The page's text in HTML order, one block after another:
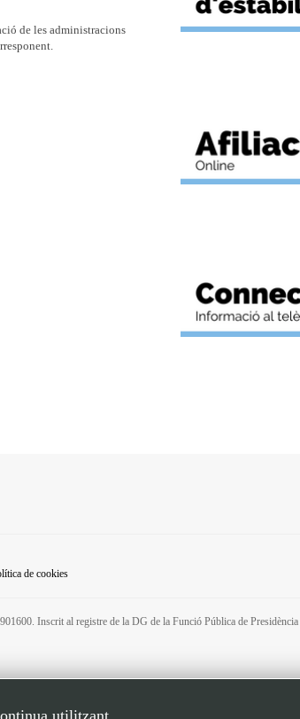
de les administracions
de cookies
Inscrit al registre de la DG de la Funció Pública de Presidència
utilitzant